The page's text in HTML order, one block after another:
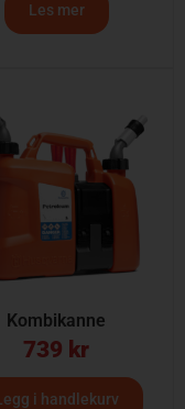
Les mer
Kombikanne
739 kr
i handlekurv